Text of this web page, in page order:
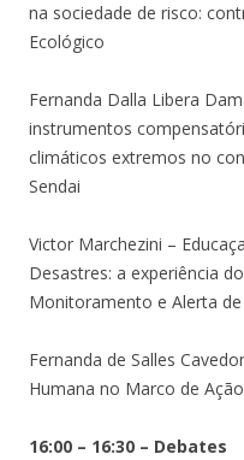
na sociedade de risco:
Ecológico
Fernanda Dalla Libera
instrumentos
climáticos extremos no
Sendai
Victor Marchezini –
Desastres: a experiência
Monitoramento e Alerta
Fernanda de Salles
Humana no Marco de
16:00 – 16:30 – Debates